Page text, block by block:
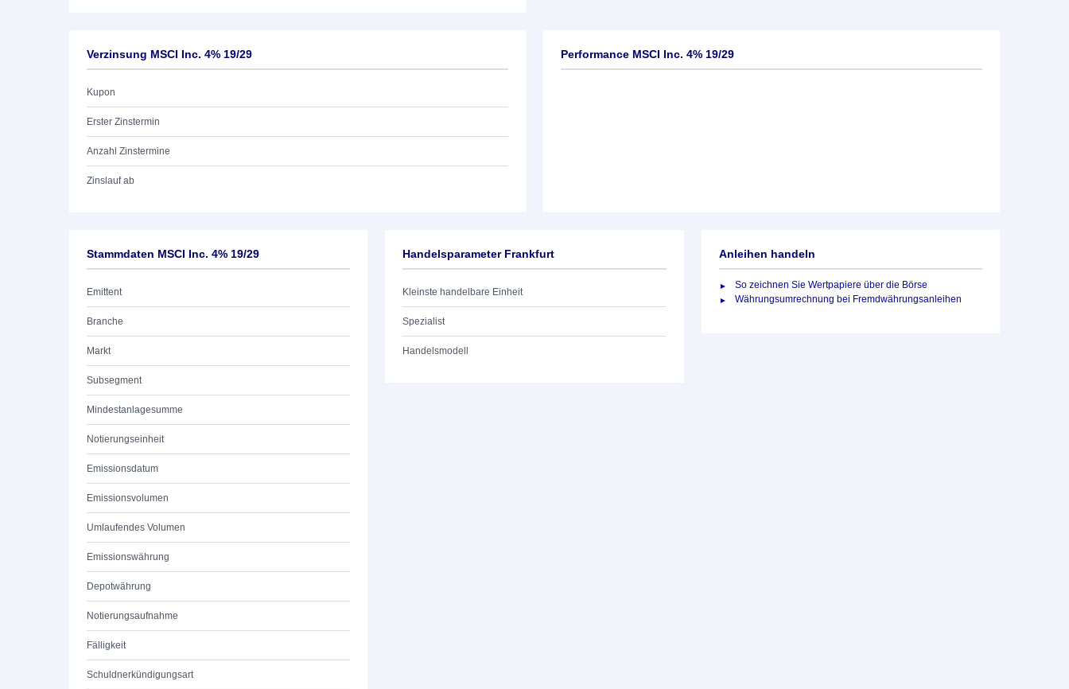
Verzinsung MSCI Inc. 4% 19/29
Kupon
Erster Zinstermin
Anzahl Zinstermine
Zinslauf ab
Performance MSCI Inc. 4% 19/29
Stammdaten MSCI Inc. 4% 19/29
Emittent
Branche
Markt
Subsegment
Mindestanlagesumme
Notierungseinheit
Emissionsdatum
Emissionsvolumen
Umlaufendes Volumen
Emissionswährung
Depotwährung
Notierungsaufnahme
Fälligkeit
Schuldnerkündigungsart
Handelsparameter Frankfurt
Kleinste handelbare Einheit
Spezialist
Handelsmodell
Anleihen handeln
So zeichnen Sie Wertpapiere über die Börse
Währungsumrechnung bei Fremdwährungsanleihen